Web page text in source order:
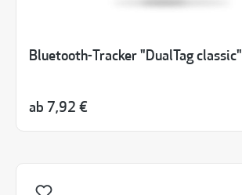
Bluetooth-Tracker "DualTag classic"
ab 7,92 €